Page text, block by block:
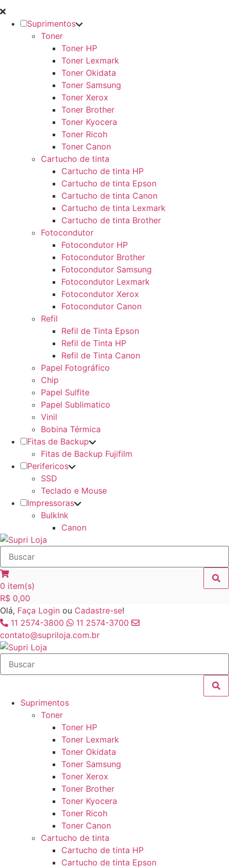
Suprimentos
Toner
Toner HP
Toner Lexmark
Toner Okidata
Toner Samsung
Toner Xerox
Toner Brother
Toner Kyocera
Toner Ricoh
Toner Canon
Cartucho de tinta
Cartucho de tinta HP
Cartucho de tinta Epson
Cartucho de tinta Canon
Cartucho de tinta Lexmark
Cartucho de tinta Brother
Fotocondutor
Fotocondutor HP
Fotocondutor Brother
Fotocondutor Samsung
Fotocondutor Lexmark
Fotocondutor Xerox
Fotocondutor Canon
Refil
Refil de Tinta Epson
Refil de Tinta HP
Refil de Tinta Canon
Papel Fotográfico
Chip
Papel Sulfite
Papel Sublimatico
Vinil
Bobina Térmica
Fitas de Backup
Fitas de Backup Fujifilm
Perifericos
SSD
Teclado e Mouse
Impressoras
BulkInk
Canon
0 item(s)
R$ 0,00
Olá, Faça Login ou Cadastre-se!
11 2574-3800
11 2574-3700
contato@supriloja.com.br
Suprimentos
Toner
Toner HP
Toner Lexmark
Toner Okidata
Toner Samsung
Toner Xerox
Toner Brother
Toner Kyocera
Toner Ricoh
Toner Canon
Cartucho de tinta
Cartucho de tinta HP
Cartucho de tinta Epson